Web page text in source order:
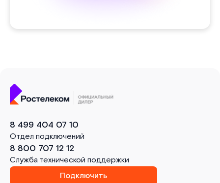
8 499 404 07 10
Отдел подключений
8 800 707 12 12
Служба технической поддержки
Подключить